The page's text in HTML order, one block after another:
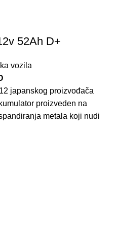
52Ah D+
vozila
japanskog proizvođača
proizveden na
metala koji nudi